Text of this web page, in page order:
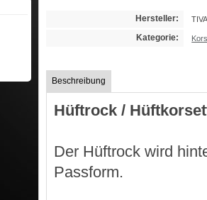
Hersteller:
Kategorie:
Beschreibung
Hüftrock /
Der Hüftrock wird
Passform.